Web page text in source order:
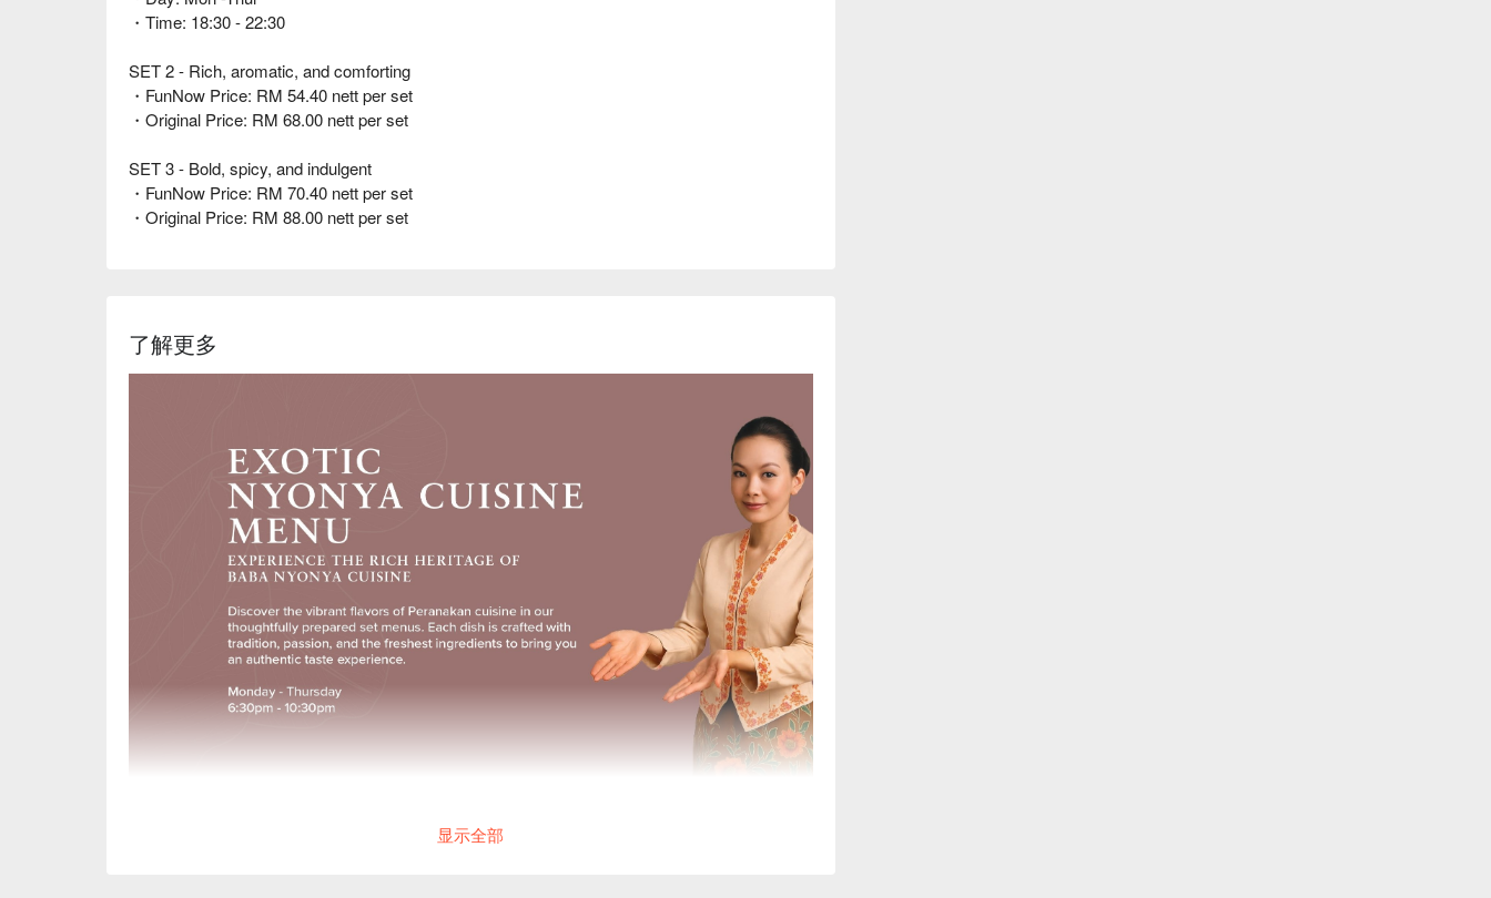
・Time: 18:30 - 22:30
SET 2 - Rich, aromatic, and comforting
・FunNow Price: RM 54.40 nett per set
・Original Price: RM 68.00 nett per set
SET 3 - Bold, spicy, and indulgent
・FunNow Price: RM 70.40 nett per set
・Original Price: RM 88.00 nett per set
了解更多
显示全部